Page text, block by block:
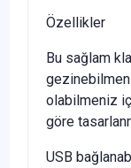
Özellikler
Bu sağlam
olabilmeniz
göre
USB